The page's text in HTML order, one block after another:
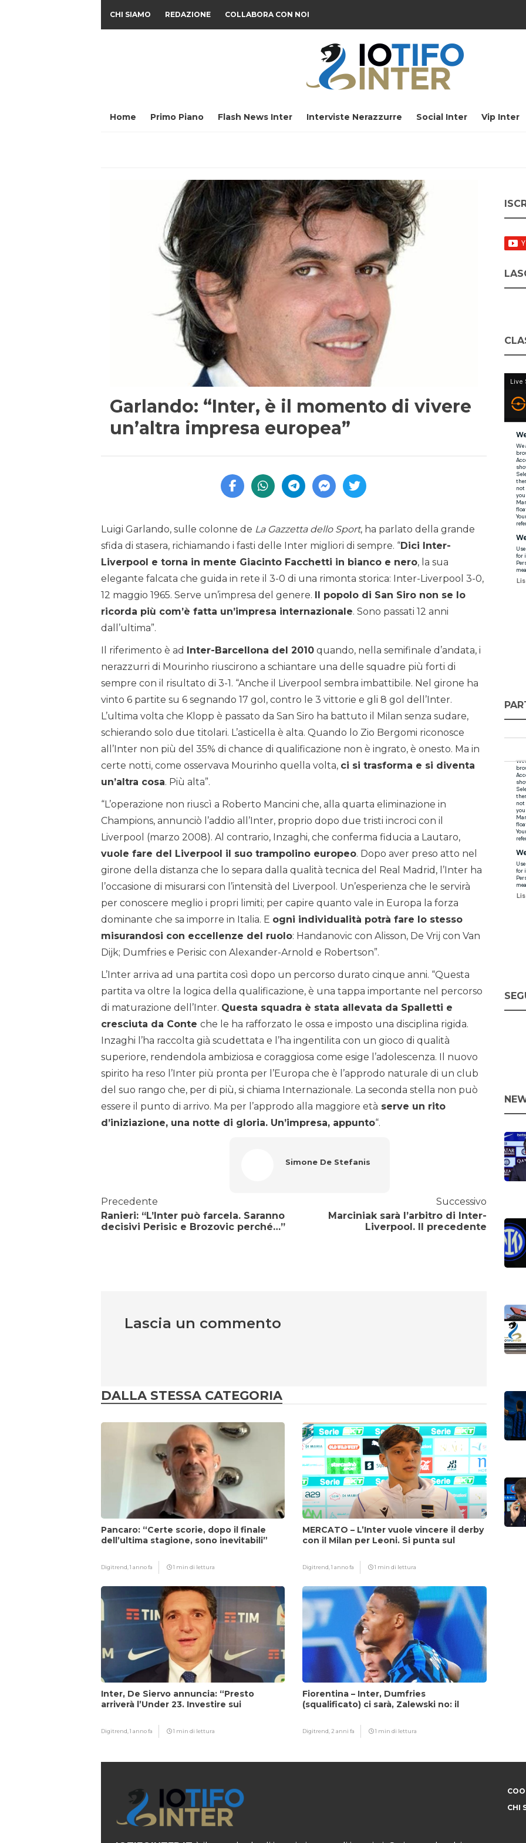
CHI SIAMO REDAZIONE COLLABORA CON NOI
Home Primo Piano Flash News Inter Interviste Nerazzurre Social Inter Vip Inter
Garlando: “Inter, è il momento di vivere
un’altra impresa europea”
Luigi Garlando, sulle colonne de La Gazzetta dello Sport, ha parlato della grande
sfida di stasera, richiamando i fasti delle Inter migliori di sempre. “Dici Inter-
Liverpool e torna in mente Giacinto Facchetti in bianco e nero, la sua
elegante falcata che guida in rete il 3-0 di una rimonta storica: Inter-Liverpool 3-0,
12 maggio 1965. Serve un’impresa del genere.
Il popolo di San Siro non se lo
ricorda più com’è fatta un’impresa internazionale. Sono passati 12 anni
dall’ultima”.
Il riferimento è ad
Inter-Barcellona del 2010 quando, nella semifinale d’andata, i
nerazzurri di Mourinho riuscirono a schiantare una delle squadre più forti di
sempre con il risultato di 3-1. “Anche il Liverpool sembra imbattibile. Nel girone ha
vinto 6 partite su 6 segnando 17 gol, contro le 3 vittorie e gli 8 gol dell’Inter.
L’ultima volta che Klopp è passato da San Siro ha battuto il Milan senza sudare,
schierando solo due titolari. L’asticella è alta. Quando lo Zio Bergomi riconosce
all’Inter non più del 35% di chance di qualificazione non è ingrato, è onesto. Ma in
certe notti, come osservava Mourinho quella volta, ci si trasforma e si diventa
un’altra cosa. Più alta”.
“L’operazione non riuscì a Roberto Mancini che, alla quarta eliminazione in
Champions, annunciò l’addio all’Inter, proprio dopo due tristi incroci con il
Liverpool (marzo 2008). Al contrario, Inzaghi, che conferma fiducia a Lautaro,
vuole fare del Liverpool il suo trampolino europeo. Dopo aver preso atto nel
girone della distanza che lo separa dalla qualità tecnica del Real Madrid, l’Inter ha
l’occasione di misurarsi con l’intensità del Liverpool. Un’esperienza che le servirà
per conoscere meglio i propri limiti; per capire quanto vale in Europa la forza
dominante che sa imporre in Italia. E ogni individualità potrà fare lo stesso
misurandosi con eccellenze del ruolo: Handanovic con Alisson, De Vrij con Van
Dijk; Dumfries e Perisic con Alexander-Arnold e Robertson”.
L’Inter arriva ad una partita così dopo un percorso durato cinque anni. “Questa
partita va oltre la logica della qualificazione, è una tappa importante nel percorso
di maturazione dell’Inter. Questa squadra è stata allevata da Spalletti e
cresciuta da Conte che le ha rafforzato le ossa e imposto una disciplina rigida.
Inzaghi l’ha raccolta già scudettata e l’ha ingentilita con un gioco di qualità
superiore, rendendola ambiziosa e coraggiosa come esige l’adolescenza. Il nuovo
spirito ha reso l’Inter più pronta per l’Europa che è l’approdo naturale di un club
del suo rango che, per di più, si chiama Internazionale. La seconda stella non può
essere il punto di arrivo. Ma per l’approdo alla maggiore età serve un rito
d’iniziazione, una notte di gloria. Un’impresa, appunto“.
Simone De Stefanis
Precedente
Ranieri: “L’Inter può farcela. Saranno
decisivi Perisic e Brozovic perché…”
Successivo
Marciniak sarà l’arbitro di Inter-
Liverpool. Il precedente
Lascia un commento
DALLA STESSA CATEGORIA
Pancaro: “Certe scorie, dopo il finale
dell’ultima stagione, sono inevitabili”
Digitrend,1 anno fa 1 min di lettura
MERCATO – L’Inter vuole vincere il derby
con il Milan per Leoni. Si punta sul
Digitrend,1 anno fa 1 min di lettura
Inter, De Siervo annuncia: “Presto
arriverà l’Under 23. Investire sui
Digitrend,1 anno fa 1 min di lettura
Fiorentina – Inter, Dumfries
(squalificato) ci sarà, Zalewski no: il
Digitrend,2 anni fa 1 min di lettura
CHI